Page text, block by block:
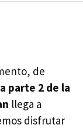
de
parte 2 de la
llega a
disfrutar